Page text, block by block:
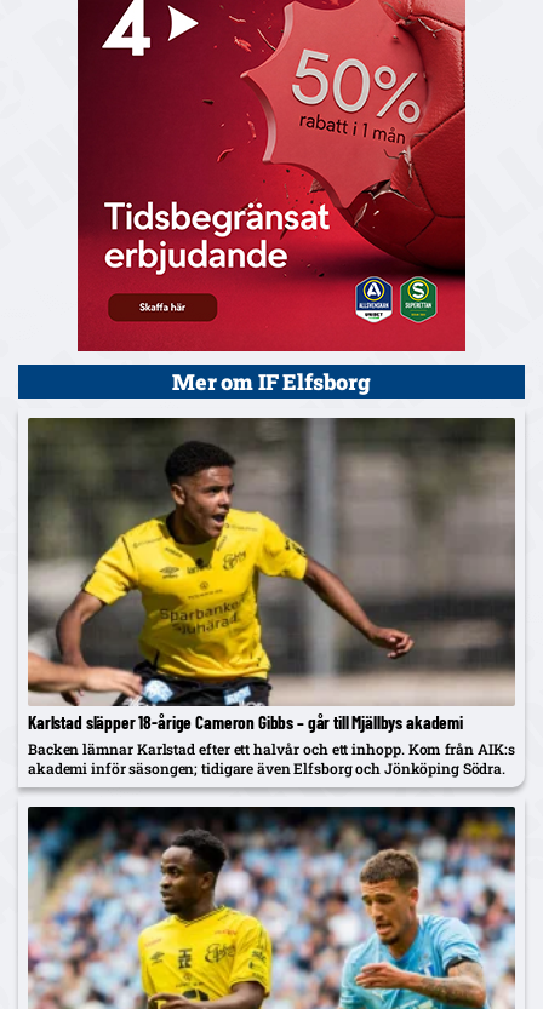
Mer om IF Elfsborg
Karlstad släpper 18-årige Cameron Gibbs – går till Mjällbys akademi
Backen lämnar Karlstad efter ett halvår och ett inhopp. Kom från AIK:s
akademi inför säsongen; tidigare även Elfsborg och Jönköping Södra.